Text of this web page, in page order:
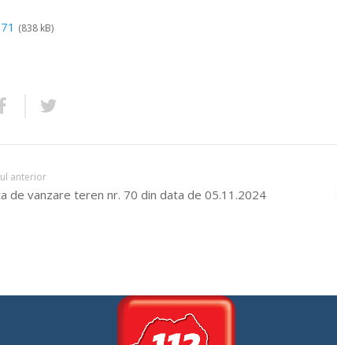
(838 kB)
anterior
de vanzare teren nr. 70 din data de 05.11.2024